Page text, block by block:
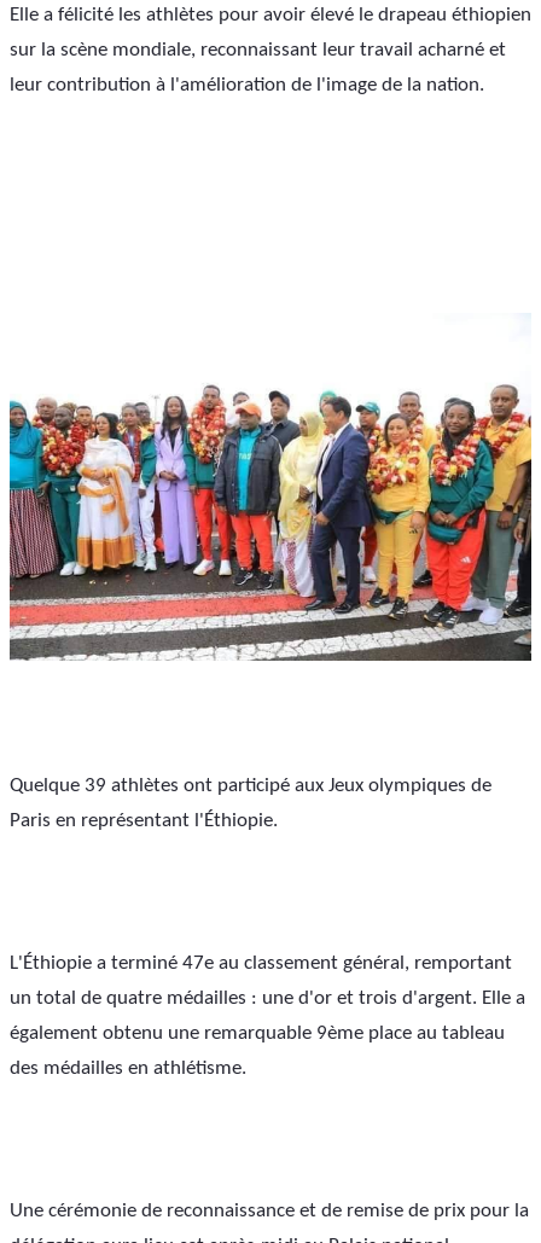
Elle a félicité les athlètes pour avoir élevé le drapeau éthiopien
sur la scène mondiale, reconnaissant leur travail acharné et
leur contribution à l'amélioration de l'image de la nation.
Quelque 39 athlètes ont participé aux Jeux olympiques de
Paris en représentant l'Éthiopie.
L'Éthiopie a terminé 47e au classement général, remportant
un total de quatre médailles : une d'or et trois d'argent. Elle a
également obtenu une remarquable 9ème place au tableau
des médailles en athlétisme.
Une cérémonie de reconnaissance et de remise de prix pour la